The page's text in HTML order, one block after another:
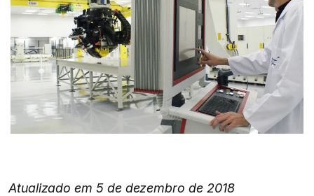
Atualizado em 5 de dezembro de 2018